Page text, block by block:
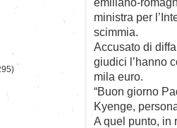
ministra per
scimmia.
Accusato di
giudici l’hanno
mila euro.
“Buon giorno
Kyenge,
A quel punto, in